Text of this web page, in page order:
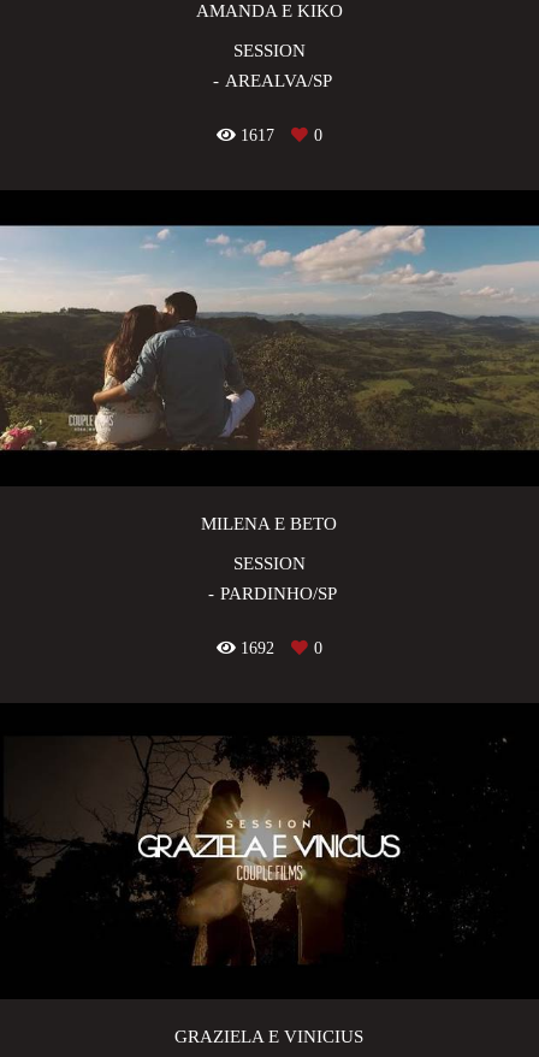
AMANDA E KIKO
SESSION
AREALVA/SP
1617 0
MILENA E BETO
SESSION
PARDINHO/SP
1692 0
GRAZIELA E VINICIUS